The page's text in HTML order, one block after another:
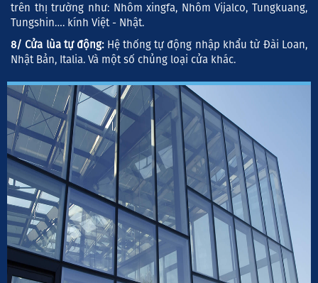
trên thị trường như: Nhôm xingfa, Nhôm Vijalco, Tungkuang,
Tungshin…. kính Việt - Nhật.
8/ Cửa lùa tự động:Hệ thống tự động nhập khẩu từ Đài Loan,
Nhật Bản, Italia. Và một số chủng loại cửa khác.